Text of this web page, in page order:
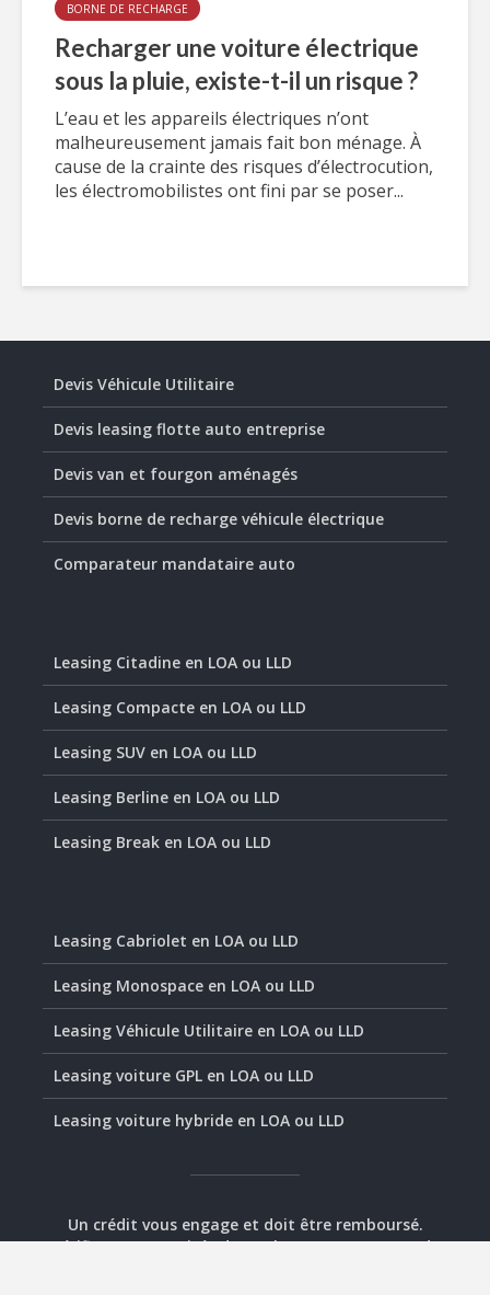
BORNE DE RECHARGE
Recharger une voiture électrique
sous la pluie, existe-t-il un risque ?
L’eau et les appareils électriques n’ont
malheureusement jamais fait bon ménage. À
cause de la crainte des risques d’électrocution,
les électromobilistes ont fini par se poser...
Devis Véhicule Utilitaire
Devis leasing flotte auto entreprise
Devis van et fourgon aménagés
Devis borne de recharge véhicule électrique
Comparateur mandataire auto
Leasing Citadine en LOA ou LLD
Leasing Compacte en LOA ou LLD
Leasing SUV en LOA ou LLD
Leasing Berline en LOA ou LLD
Leasing Break en LOA ou LLD
Leasing Cabriolet en LOA ou LLD
Leasing Monospace en LOA ou LLD
Leasing Véhicule Utilitaire en LOA ou LLD
Leasing voiture GPL en LOA ou LLD
Leasing voiture hybride en LOA ou LLD
Un crédit vous engage et doit être remboursé.
Vérifiez vos capacités de remboursement avant de